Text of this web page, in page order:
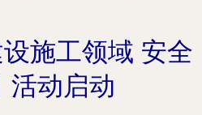
施工领域 安全
活动启动